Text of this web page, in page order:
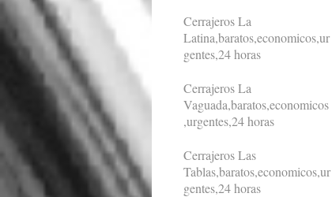
Cerrajeros La
Latina,baratos,economicos,ur
gentes,24 horas
Cerrajeros La
Vaguada,baratos,economicos
,urgentes,24 horas
Cerrajeros Las
Tablas,baratos,economicos,ur
gentes,24 horas